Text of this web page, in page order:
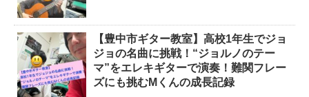
【豊中市ギター教室】高校1年生でジョ
ジョの名曲に挑戦！“ジョルノのテー
マ”をエレキギターで演奏！難関フレー
ズにも挑むMくんの成長記録